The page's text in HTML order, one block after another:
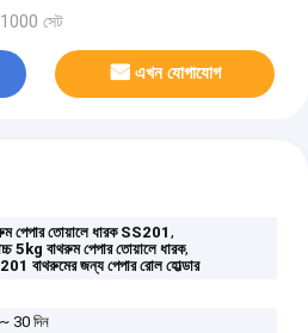
সেট
এখন যোগাযোগ
পেপার তোয়ালে ধারক SS201,
5kg বাথরুম পেপার তোয়ালে ধারক,
বাথরুমের জন্য পেপার রোল হোল্ডার
30 দিন